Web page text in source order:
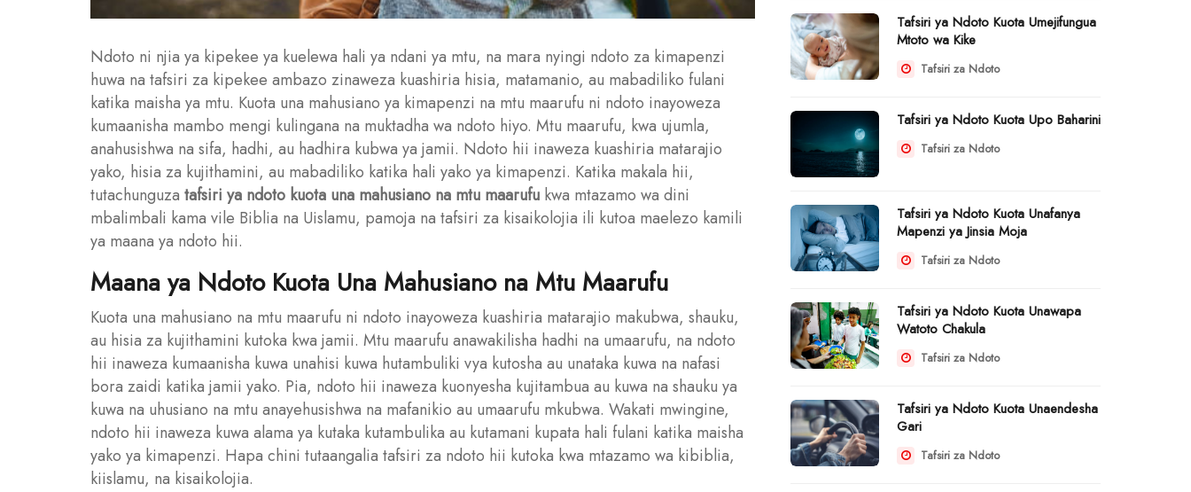
Ndoto ni njia ya kipekee ya kuelewa hali ya ndani ya mtu, na mara nyingi ndoto za kimapenzi
huwa na tafsiri za kipekee ambazo zinaweza kuashiria hisia, matamanio, au mabadiliko fulani
katika maisha ya mtu. Kuota una mahusiano ya kimapenzi na mtu maarufu ni ndoto inayoweza
kumaanisha mambo mengi kulingana na muktadha wa ndoto hiyo. Mtu maarufu, kwa ujumla,
anahusishwa na sifa, hadhi, au hadhira kubwa ya jamii. Ndoto hii inaweza kuashiria matarajio
yako, hisia za kujithamini, au mabadiliko katika hali yako ya kimapenzi. Katika makala hii,
tutachunguza tafsiri ya ndoto kuota una mahusiano na mtu maarufu kwa mtazamo wa dini
mbalimbali kama vile Biblia na Uislamu, pamoja na tafsiri za kisaikolojia ili kutoa maelezo kamili
ya maana ya ndoto hii.
Maana ya Ndoto Kuota Una Mahusiano na Mtu Maarufu
Kuota una mahusiano na mtu maarufu ni ndoto inayoweza kuashiria matarajio makubwa, shauku,
au hisia za kujithamini kutoka kwa jamii. Mtu maarufu anawakilisha hadhi na umaarufu, na ndoto
hii inaweza kumaanisha kuwa unahisi kuwa hutambuliki vya kutosha au unataka kuwa na nafasi
bora zaidi katika jamii yako. Pia, ndoto hii inaweza kuonyesha kujitambua au kuwa na shauku ya
kuwa na uhusiano na mtu anayehusishwa na mafanikio au umaarufu mkubwa. Wakati mwingine,
ndoto hii inaweza kuwa alama ya kutaka kutambulika au kutamani kupata hali fulani katika maisha
yako ya kimapenzi. Hapa chini tutaangalia tafsiri za ndoto hii kutoka kwa mtazamo wa kibiblia,
kiislamu, na kisaikolojia.
Tafsiri ya Ndoto Kuota Umejifungua
Mtoto wa Kike
Tafsiri za Ndoto
Tafsiri ya Ndoto Kuota Upo Baharini
Tafsiri za Ndoto
Tafsiri ya Ndoto Kuota Unafanya
Mapenzi ya Jinsia Moja
Tafsiri za Ndoto
Tafsiri ya Ndoto Kuota Unawapa
Watoto Chakula
Tafsiri za Ndoto
Tafsiri ya Ndoto Kuota Unaendesha
Gari
Tafsiri za Ndoto